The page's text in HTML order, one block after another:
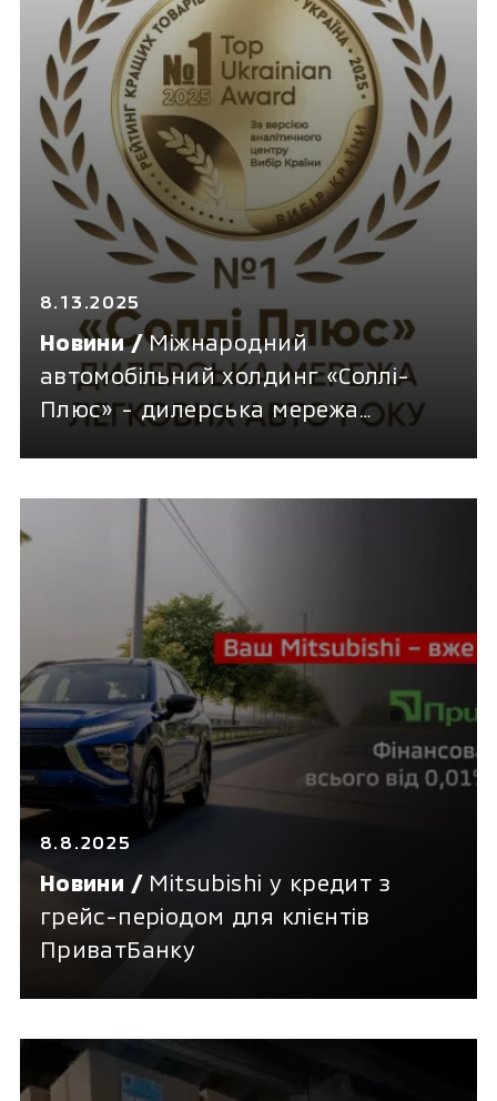
8.13.2025
Новини /Міжнародний
автомобільний холдинг «Соллі-
Плюс» - дилерська мережа
8.8.2025
Новини / Mitsubishi у кредит з
грейс-періодом для клієнтів
ПриватБанку